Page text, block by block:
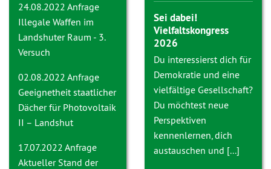
24.08.2022 Anfrage
Illegale Waffen im
Landshuter Raum - 3.
Versuch
02.08.2022 Anfrage
Geeignetheit staatlicher
Dächer für Photovoltaik
II – Landshut
17.07.2022 Anfrage
Aktueller Stand der
Sei dabei!
Vielfaltskongress
2026
Du interessierst dich für
Demokratie und eine
vielfältige Gesellschaft?
Du möchtest neue
Perspektiven
kennenlernen, dich
austauschen und [...]